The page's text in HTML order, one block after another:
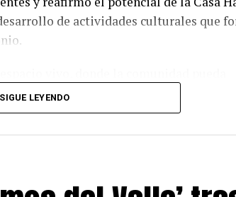
de actividades culturales que
que fortalezcan su identidad. La
población por vivir la cultura y el arte”,
Laredo.
de Agroindustrial Laredo por impulsar
contribuyan al fortalecimiento de la
SIGUE LEYENDO